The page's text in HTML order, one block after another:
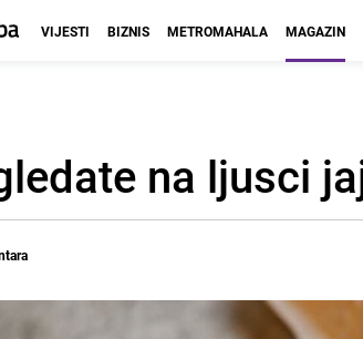
VIJESTI BIZNIS METROMAHALA MAGAZIN
na ljusci